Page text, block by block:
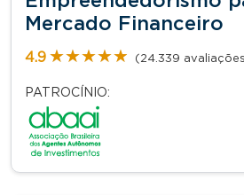
Mercado Financeiro
4.9 ★★★★★
★★★★★ (24.339
PATROCÍNIO: